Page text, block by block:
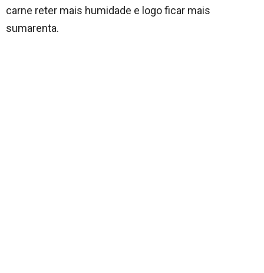
carne reter mais humidade e logo ficar mais
sumarenta.